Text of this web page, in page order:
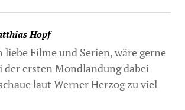
Hopf
liebe Filme und Serien, wäre gerne
der ersten Mondlandung dabei
laut Werner Herzog zu viel